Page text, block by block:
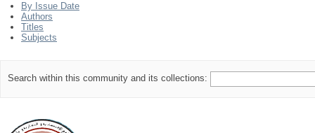
By Issue Date
Authors
Titles
Subjects
Search within this community and its collections: